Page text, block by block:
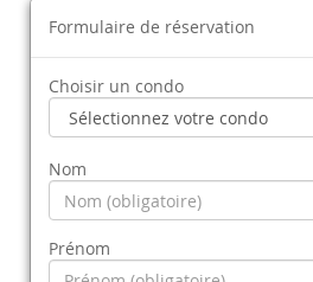
Formulaire de réservation
Choisir un condo
Nom
Prénom